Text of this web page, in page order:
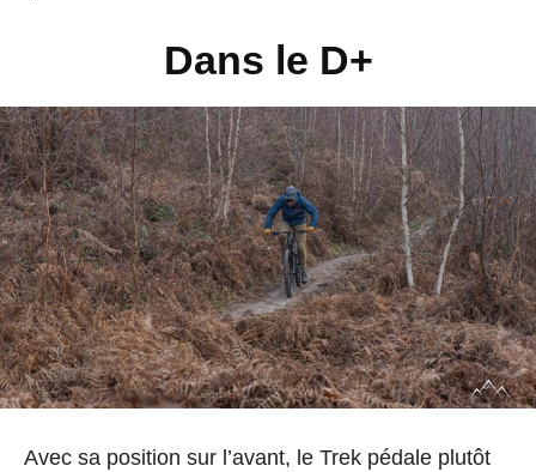
Dans le D+
Avec sa position sur l’avant, le Trek pédale plutôt